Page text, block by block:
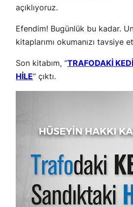
açıklıyoruz.
Efendim! Bugünlük bu kadar.
kitaplarımı okumanızı tavsiye
Son kitabım, “TRAFODAKİ
HİLE“ çıktı.